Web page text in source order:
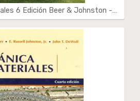
6 Edición Beer & Johnston -…